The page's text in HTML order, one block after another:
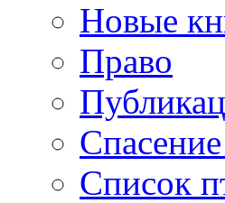
Новые
Право
Список